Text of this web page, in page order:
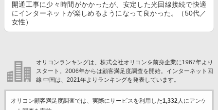
開通工事に少々時間がかかったが、安定した光回線接続で快適
にインターネットが楽しめるようになって良かった。（50代／
女性）
オリコンランキングは、株式会社オリコンを前身企業に1967年より
スタート。2006年からは顧客満足度調査を開始。インターネット回
線 中国は、2021年よりランキングを発表しています。
オリコン顧客満足度調査では、実際にサービスを利用した1,332人にアンケ